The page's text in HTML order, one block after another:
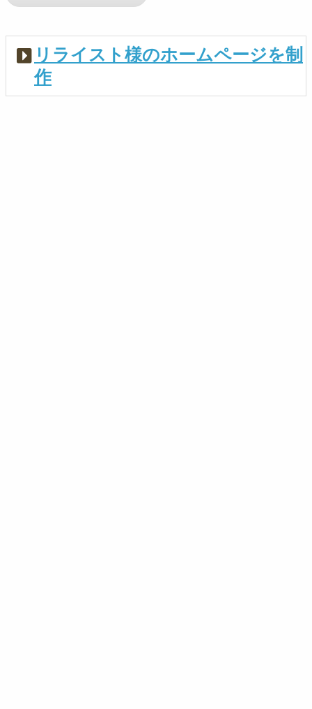
リライスト様のホームページを制
作